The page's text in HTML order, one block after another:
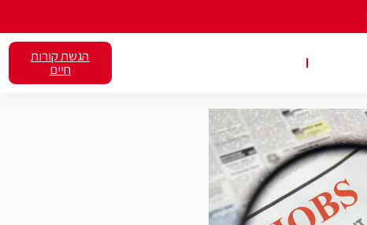
הגשת קורות
חיים